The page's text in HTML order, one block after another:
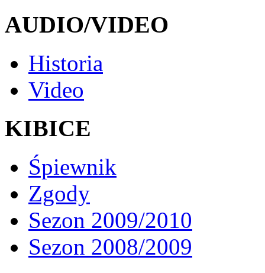
AUDIO/VIDEO
Historia
Video
KIBICE
Śpiewnik
Zgody
Sezon 2009/2010
Sezon 2008/2009